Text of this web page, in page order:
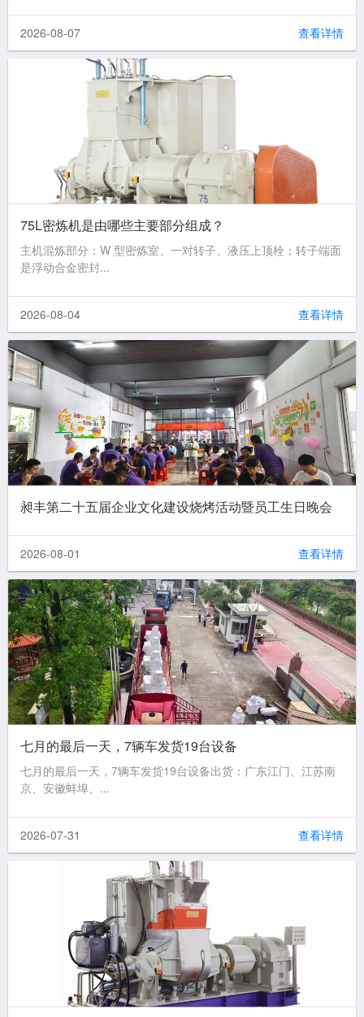
2026-08-07 查看详情
75L密炼机是由哪些主要部分组成？
主机混炼部分：W 型密炼室、一对转子、液压上顶栓；转子端面
是浮动合金密封...
2026-08-04 查看详情
昶丰第二十五届企业文化建设烧烤活动暨员工生日晚会
2026-08-01 查看详情
七月的最后一天，7辆车发货19台设备
七月的最后一天，7辆车发货19台设备出货：广东江门、江苏南
京、安徽蚌埠、...
2026-07-31 查看详情